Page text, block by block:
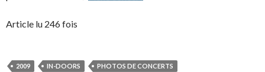
Article lu 246 fois
2009 IN-DOORS PHOTOS DE CONCERTS